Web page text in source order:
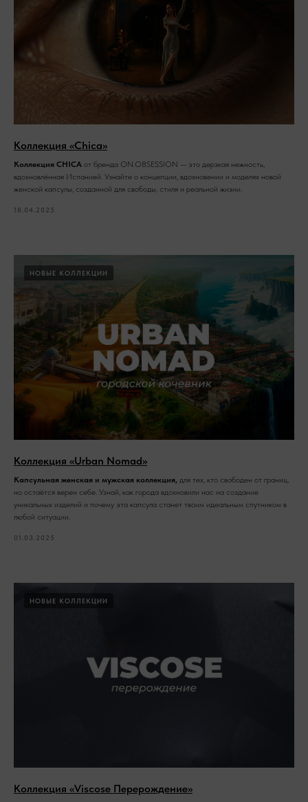
Коллекция «Chica»
Коллекция CHICA от бренда ON.OBSESSION — это дерзкая нежность,
вдохновлённая Испанией. Узнайте о концепции, вдохновении и моделях новой
женской капсулы, созданной для свободы, стиля и реальной жизни.
18.04.2025
НОВЫЕ КОЛЛЕКЦИИ
Коллекция «Urban Nomad»
Капсульная женская и мужская коллекция, для тех, кто свободен от границ,
но остаётся верен себе. Узнай, как города вдохновили нас на создание
уникальных изделий и почему эта капсула станет твоим идеальным спутником в
любой ситуации.
01.03.2025
НОВЫЕ КОЛЛЕКЦИИ
Коллекция «Viscose Перерождение»